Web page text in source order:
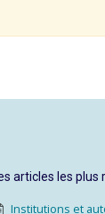
articles les plus
Institutions et